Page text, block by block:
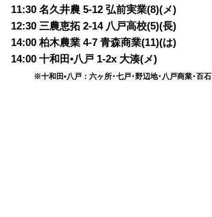
11:30 名久井農 5-12 弘前実業(8)(メ)
12:30 三農恵拓 2-14 八戸高校(5)(長)
14:00 柏木農業 4-7 青森商業(11)(は)
14:00 十和田•八戸 1-2x 大湊(メ)
※十和田•八戸：六ヶ所･七戸･野辺地･八戸商業･百石